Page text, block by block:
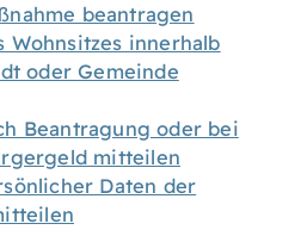
beantragen
Wohnsitzes innerhalb
oder Gemeinde
Beantragung oder bei
mitteilen
Daten der